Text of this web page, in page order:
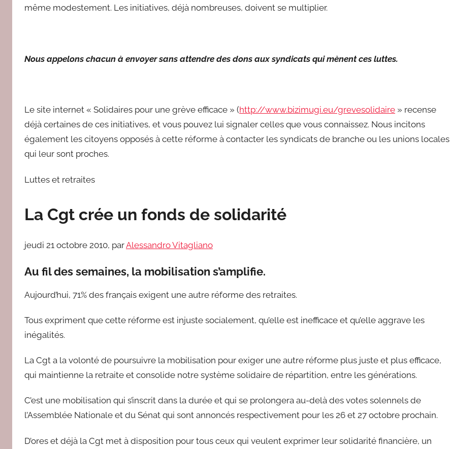
même modestement. Les initiatives, déjà nombreuses, doivent se multiplier.
Nous appelons chacun à envoyer sans attendre des dons aux syndicats qui mènent ces luttes.
Le site internet « Solidaires pour une grève efficace » (http://www.bizimugi.eu/grevesolidaire » recense
déjà certaines de ces initiatives, et vous pouvez lui signaler celles que vous connaissez. Nous incitons
également les citoyens opposés à cette réforme à contacter les syndicats de branche ou les unions locales
qui leur sont proches.
Luttes et retraites
La Cgt crée un fonds de solidarité
jeudi 21 octobre 2010, parAlessandro Vitagliano
Au fil des semaines, la mobilisation s’amplifie.
Aujourd’hui, 71% des français exigent une autre réforme des retraites.
Tous expriment que cette réforme est injuste socialement, qu’elle est inefficace et qu’elle aggrave les
inégalités.
La Cgt a la volonté de poursuivre la mobilisation pour exiger une autre réforme plus juste et plus efficace,
qui maintienne la retraite et consolide notre système solidaire de répartition, entre les générations.
C’est une mobilisation qui s’inscrit dans la durée et qui se prolongera au-delà des votes solennels de
l’Assemblée Nationale et du Sénat qui sont annoncés respectivement pour les 26 et 27 octobre prochain.
D’ores et déjà la Cgt met à disposition pour tous ceux qui veulent exprimer leur solidarité financière, un